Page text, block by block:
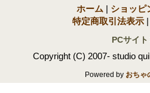
ホーム | ショッピ
特定商取引法表示 |
PCサイト
Copyright (C) 2007- studio
Powered by おちゃ